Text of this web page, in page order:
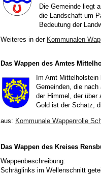
Die Gemeinde liegt
die Landschaft um
Bedeutung der
Weiteres in der Kommunalen
Das Wappen des Amtes
Im Amt
Gemeinden, die
der Himmel, der
Gold ist der Schatz,
aus: Kommunale Wappenrolle
Das Wappen des Kreises
Wappenbeschreibung:
Schräglinks im Wellenschnitt